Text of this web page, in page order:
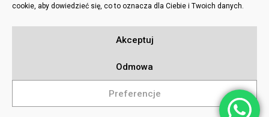
cookie, aby dowiedzieć się, co to oznacza dla Ciebie i Twoich danych.
Akceptuj
Odmowa
Preferencje
2026 FRESH PIES LTD - WSZELKIE PRAWA ZASTRZEŻONE
Baza wiedzy
Sitemap